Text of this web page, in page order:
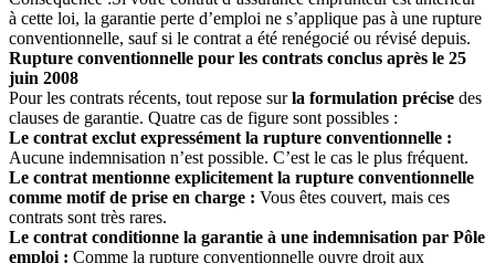
à cette loi, la garantie perte d’emploi ne s’applique pas à une rupture
conventionnelle, sauf si le contrat a été renégocié ou révisé depuis.
Rupture conventionnelle pour les contrats conclus après le 25
juin 2008
Pour les contrats récents, tout repose surla formulation précise des
clauses de garantie. Quatre cas de figure sont possibles :
Le contrat exclut expressément la rupture conventionnelle :
Aucune indemnisation n’est possible. C’est le cas le plus fréquent.
Le contrat mentionne explicitement la rupture conventionnelle
comme motif de prise en charge : Vous êtes couvert, mais ces
contrats sont très rares.
Le contrat conditionne la garantie à une indemnisation par Pôle
emploi : Comme la rupture conventionnelle ouvre droit aux